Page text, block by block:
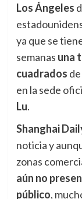
Los Ángeles
ya que se
semanas una
cuadrados
en la sede
Lu.
Shanghai
noticia y
zonas
aún no
público,